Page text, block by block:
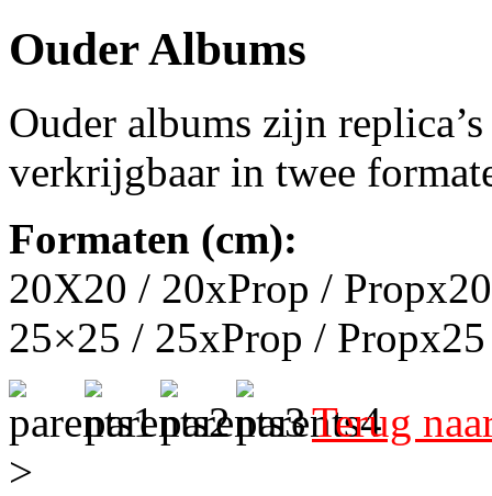
Ouder Albums
Ouder albums zijn
verkrijgbaar in twee
Formaten (cm):
20X20 / 20xProp /
25×25 / 25xProp /
Terug
>